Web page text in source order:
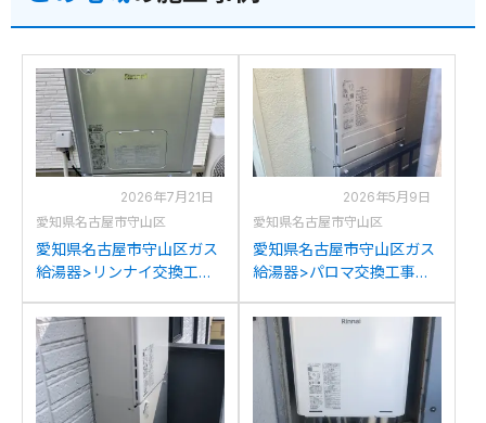
2026年7月21日
愛知県名古屋市守山区
愛知県名古屋市守山区ガス
給湯器>リンナイ交換工事
E2401SAW2-1(A)からリン
ナイRVD-E2405SAW2-
1(C)への交換
2026年5月9日
愛知県名古屋市守山区
愛知県名古屋市守山区ガス
給湯器>パロマ交換工事施
V2006SAWからパロマFH-
2023SAW-1への交換